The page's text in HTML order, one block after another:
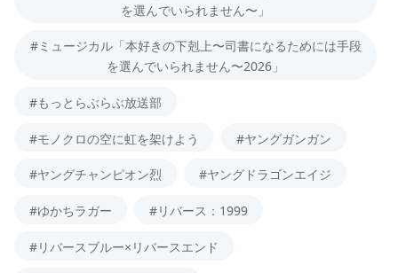
を選んでいられません〜」
#ミュージカル「本好きの下剋上〜司書になるためには手段
を選んでいられません〜2026」
#もっとらぶらぶ放送部
#モノクロの空に虹を架けよう #ヤングガンガン
#ヤングチャンピオン烈 #ヤングドラゴンエイジ
#ゆかちラガー #リバース：1999
#リバースブルー×リバースエンド